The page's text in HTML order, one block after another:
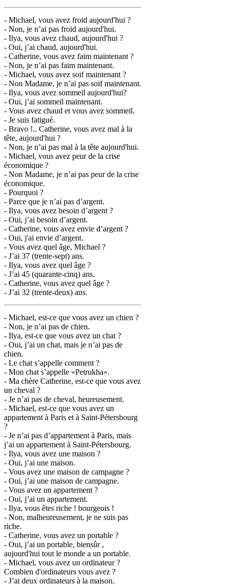
- Michael, vous avez froid aujourd'hui ?
- Non, je n’ai pas froid aujourd'hui.
- Ilya, vous avez chaud, aujourd'hui ?
- Oui, j’ai chaud, aujourd'hui.
- Catherine, vous avez faim maintenant ?
- Non, je n’ai pas faim maintenant.
- Michael, vous avez soif maintenant ?
- Non Madame, je n’ai pas soif maintenant.
- Ilya, vous avez sommeil aujourd'hui?
- Oui, j’ai sommeil maintenant.
- Vous avez chaud et vous avez sommeil.
- Je suis fatigué.
- Bravo !.. Catherine, vous avez mal à la
tête, aujourd'hui ?
- Non, je n’ai pas mal à la tête aujourd'hui.
- Michael, vous avez peur de la crise
économique ?
- Non Madame, je n’ai pas peur de la crise
économique.
- Pourquoi ?
- Parce que je n’ai pas d’argent.
- Ilya, vous avez besoin d’argent ?
- Oui, j’ai besoin d’argent.
- Catherine, vous avez envie d’argent ?
- Oui, j'ai envie d’argent.
- Vous avez quel âge, Michael ?
- J’ai 37 (trente-sept) ans.
- Ilya, vous avez quel âge ?
- J’ai 45 (quarante-cinq) ans.
- Catherine, vous avez quel âge ?
- J’ai 32 (trente-deux) ans.
- Michael, est-ce que vous avez un chien ?
- Non, je n’ai pas de chien.
- Ilya, est-ce que vous avez un chat ?
- Oui, j’ai un chat, mais je n’ai pas de
chien.
- Le chat s’appelle comment ?
- Mon chat s’appelle «Petrukha».
- Ma chère Catherine, est-ce que vous avez
un cheval ?
- Je n’ai pas de cheval, heureusement.
- Michael, est-ce que vous avez un
appartement à Paris et à Saint-Pétersbourg
?
- Je n’ai pas d’appartement à Paris, mais
j’ai un appartement à Saint-Pétersbourg.
- Ilya, vous avez une maison ?
- Oui, j’ai une maison.
- Vous avez une maison de campagne ?
- Oui, j’ai une maison de campagne.
- Vous avez un appartement ?
- Oui, j’ai un appartement.
- Ilya, vous êtes riche ! bourgeois !
- Non, malheureusement, je ne suis pas
riche.
- Catherine, vous avez un portable ?
- Oui, j’ai un portable, biensûr ,
aujourd'hui tout le monde a un portable.
- Michael, vous avez un ordinateur ?
Combien d'ordinateurs vous avez ?
- J’ai deux ordinateurs à la maison.